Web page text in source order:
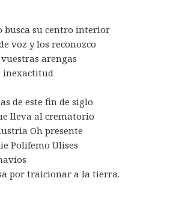
busca su centro interior
voz y los reconozco
arengas
inexactitud
de este fin de siglo
lleva al crematorio
Oh presente
Polifemo Ulises
por traicionar a la tierra.